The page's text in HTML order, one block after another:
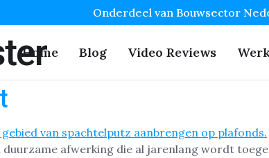
Onderdeel van Bouwsector
Home Blog Video Reviews
afwerking die al jarenlang wordt